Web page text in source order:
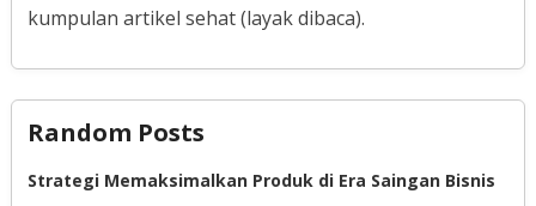
kumpulan artikel sehat (layak dibaca).
Random Posts
Strategi Memaksimalkan Produk di Era Saingan Bisnis